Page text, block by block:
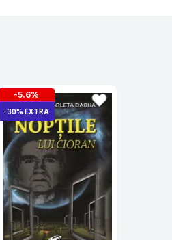
-5.6%
-30% EXTRA